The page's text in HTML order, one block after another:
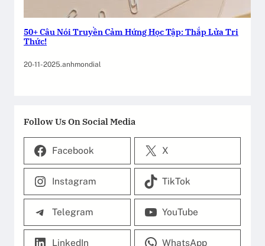
50+ Câu Nói Truyền Cảm Hứng Học Tập: Thắp Lửa Tri
Thức!
20-11-2025.anhmondial
Follow Us On Social Media
Facebook X
Instagram TikTok
Telegram YouTube
LinkedIn WhatsApp